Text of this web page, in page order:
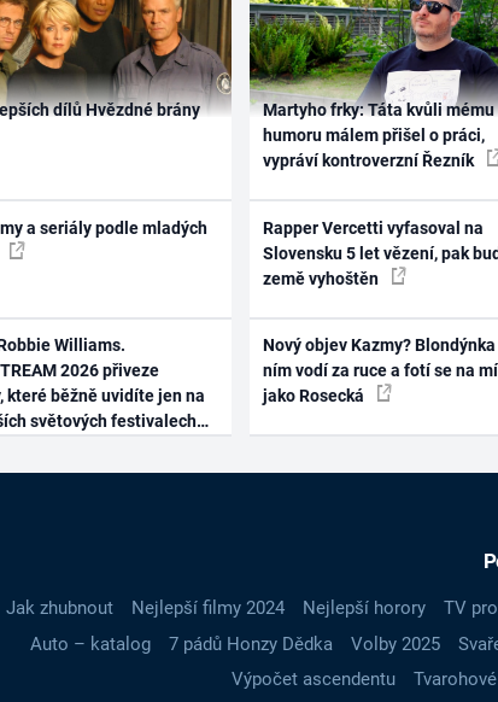
dílů Hvězdné brány
a seriály podle mladých
Williams.
2026 přiveze
které běžně uvidíte jen na
světových festivalech
Martyho frky: Táta kvůli mému
humoru málem přišel o práci,
vypráví kontroverzní Řezník
Rapper Vercetti vyfasoval na
Slovensku 5 let vězení, pak
země vyhoštěn
Nový objev Kazmy? Blondýnka
ním vodí za ruce a fotí se na
jako Rosecká
Jak zhubnout Nejlepší filmy 2024 Nejlepší horory TV
Auto – katalog
7 pádů Honzy Dědka Volby 2025
Výpočet ascendentu